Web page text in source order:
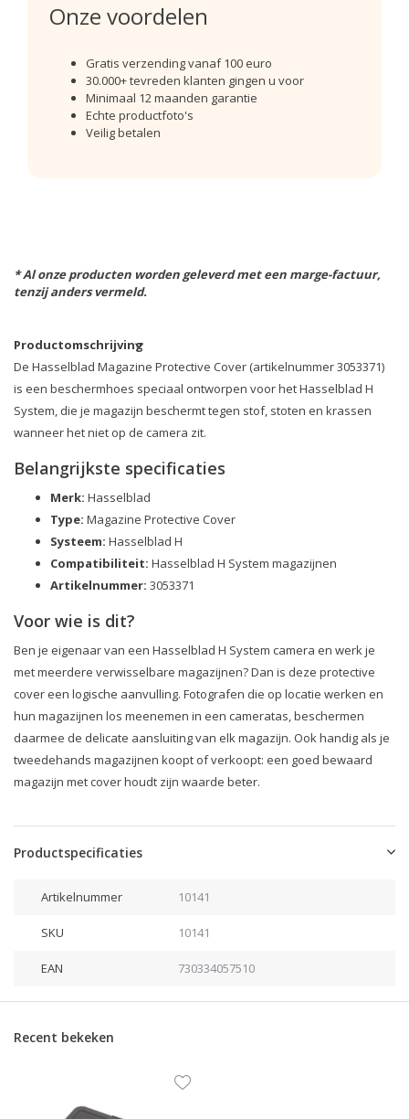
Onze voordelen
Gratis verzending vanaf 100 euro
30.000+ tevreden klanten gingen u voor
Minimaal 12 maanden garantie
Echte productfoto's
Veilig betalen
* Al onze producten worden geleverd met een marge-factuur,
tenzij anders vermeld.
Productomschrijving
De Hasselblad Magazine Protective Cover (artikelnummer 3053371)
is een beschermhoes speciaal ontworpen voor het Hasselblad H
System, die je magazijn beschermt tegen stof, stoten en krassen
wanneer het niet op de camera zit.
Belangrijkste specificaties
Merk: Hasselblad
Type: Magazine Protective Cover
Systeem: Hasselblad H
Compatibiliteit: Hasselblad H System magazijnen
Artikelnummer: 3053371
Voor wie is dit?
Ben je eigenaar van een Hasselblad H System camera en werk je
met meerdere verwisselbare magazijnen? Dan is deze protective
cover een logische aanvulling. Fotografen die op locatie werken en
hun magazijnen los meenemen in een cameratas, beschermen
daarmee de delicate aansluiting van elk magazijn. Ook handig als je
tweedehands magazijnen koopt of verkoopt: een goed bewaard
magazijn met cover houdt zijn waarde beter.
Productspecificaties
Artikelnummer 10141
SKU 10141
EAN 730334057510
Recent bekeken